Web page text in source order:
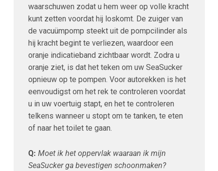
waarschuwen zodat u hem weer op volle kracht
kunt zetten voordat hij loskomt. De zuiger van
de vacuümpomp steekt uit de pompcilinder als
hij kracht begint te verliezen, waardoor een
oranje indicatieband zichtbaar wordt. Zodra u
oranje ziet, is dat het teken om uw SeaSucker
opnieuw op te pompen. Voor autorekken is het
eenvoudigst om het rek te controleren voordat
u in uw voertuig stapt, en het te controleren
telkens wanneer u stopt om te tanken, te eten
of naar het toilet te gaan.
Q: Moet ik het oppervlak waaraan ik mijn
SeaSucker ga bevestigen schoonmaken?